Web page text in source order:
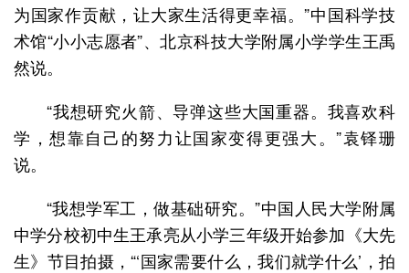
为国家作贡献，让大家生活得更幸福。”中国科学技
术馆“小小志愿者”、北京科技大学附属小学学生王禹
然说。
“我想研究火箭、导弹这些大国重器。我喜欢科
学，想靠自己的努力让国家变得更强大。”袁铎珊
说。
“我想学军工，做基础研究。”中国人民大学附属
中学分校初中生王承亮从小学三年级开始参加《大先
生》节目拍摄，“‘国家需要什么，我们就学什么’，拍